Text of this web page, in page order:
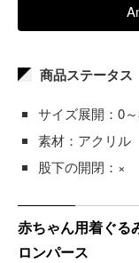
商品ステータス
サイズ展開：0
素材：アクリル
股下の開閉：×
赤ちゃん用着ぐ
ロンパース